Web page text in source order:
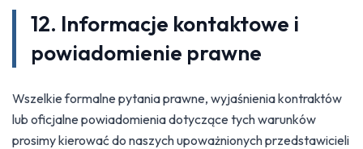
12. Informacje kontaktowe i
powiadomienie prawne
Wszelkie formalne pytania prawne, wyjaśnienia kontraktów
lub oficjalne powiadomienia dotyczące tych warunków
prosimy kierować do naszych upoważnionych przedstawicieli